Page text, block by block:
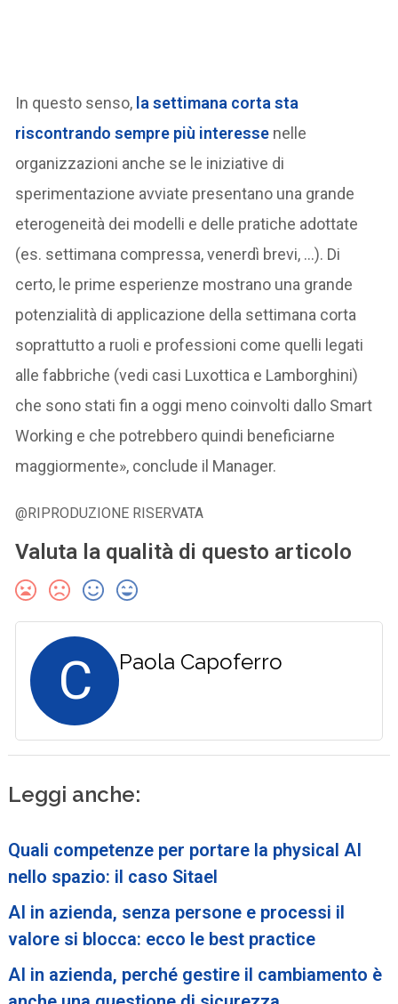
In questo senso, la settimana corta sta
riscontrando sempre più interesse nelle
organizzazioni anche se le iniziative di
sperimentazione avviate presentano una grande
eterogeneità dei modelli e delle pratiche adottate
(es. settimana compressa, venerdì brevi, …). Di
certo, le prime esperienze mostrano una grande
potenzialità di applicazione della settimana corta
soprattutto a ruoli e professioni come quelli legati
alle fabbriche (vedi casi Luxottica e Lamborghini)
che sono stati fin a oggi meno coinvolti dallo Smart
Working e che potrebbero quindi beneficiarne
maggiormente», conclude il Manager.
@RIPRODUZIONE RISERVATA
Valuta la qualità di questo articolo
C Paola Capoferro
Leggi anche:
Quali competenze per portare la physical AI
nello spazio: il caso Sitael
AI in azienda, senza persone e processi il
valore si blocca: ecco le best practice
AI in azienda, perché gestire il cambiamento è